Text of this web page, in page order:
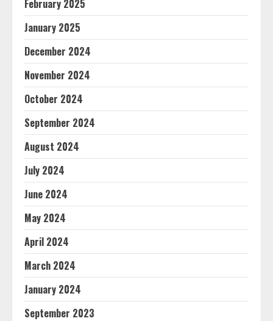
February 2025
January 2025
December 2024
November 2024
October 2024
September 2024
August 2024
July 2024
June 2024
May 2024
April 2024
March 2024
January 2024
September 2023